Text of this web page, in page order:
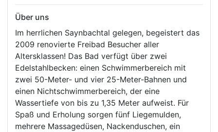
Über uns
Im herrlichen Saynbachtal gelegen, begeistert das
2009 renovierte Freibad Besucher aller
Altersklassen! Das Bad verfügt über zwei
Edelstahlbecken: einen Schwimmerbereich mit
zwei 50-Meter- und vier 25-Meter-Bahnen und
einen Nichtschwimmerbereich, der eine
Wassertiefe von bis zu 1,35 Meter aufweist. Für
Spaß und Erholung sorgen fünf Liegemulden,
mehrere Massagedüsen, Nackenduschen, ein